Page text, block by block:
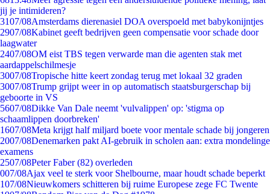
jij je intimideren?
3107/08Amsterdams dierenasiel DOA overspoeld met babykonijntjes
2907/08Kabinet geeft bedrijven geen compensatie voor schade door
laagwater
2407/08OM eist TBS tegen verwarde man die agenten stak met
aardappelschilmesje
3007/08Tropische hitte keert zondag terug met lokaal 32 graden
3007/08Trump grijpt weer in op automatisch staatsburgerschap bij
geboorte in VS
5607/08Dikke Van Dale neemt 'vulvalippen' op: 'stigma op
schaamlippen doorbreken'
1607/08Meta krijgt half miljard boete voor mentale schade bij jongeren
2007/08Denemarken pakt AI-gebruik in scholen aan: extra mondelinge
examens
2507/08Peter Faber (82) overleden
007/08Ajax veel te sterk voor Shelbourne, maar houdt schade beperkt
107/08Nieuwkomers schitteren bij ruime Europese zege FC Twente